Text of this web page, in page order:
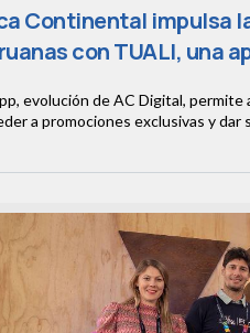
Continental impulsa
con TUALI, una
evolución de AC Digital,
a promociones exclusivas y